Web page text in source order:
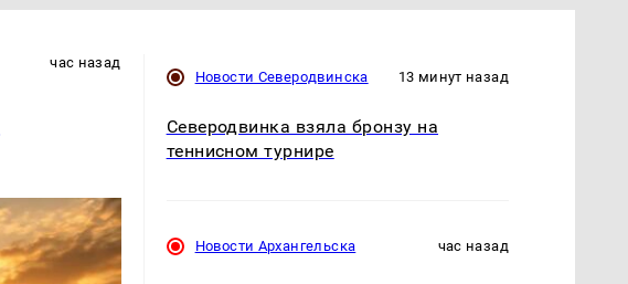
час назад
Новости Северодвинска 13 минут назад
Северодвинка взяла бронзу на
теннисном турнире
Новости Архангельска час назад